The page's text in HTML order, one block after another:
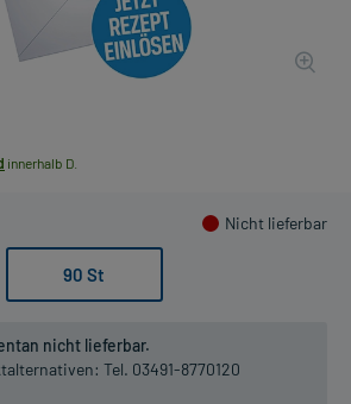
innerhalb D.
Nicht lieferbar
90 St
nicht lieferbar.
Tel. 03491-8770120